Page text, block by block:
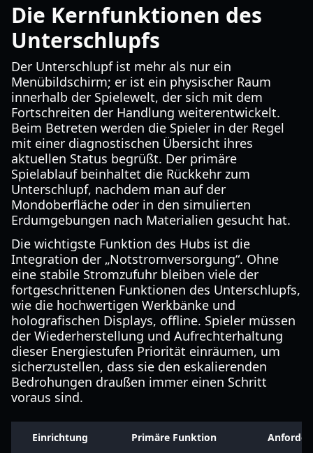
Die Kernfunktionen des
Unterschlupfs
Der Unterschlupf ist mehr als nur ein
Menübildschirm; er ist ein physischer Raum
innerhalb der Spielewelt, der sich mit dem
Fortschreiten der Handlung weiterentwickelt.
Beim Betreten werden die Spieler in der Regel
mit einer diagnostischen Übersicht ihres
aktuellen Status begrüßt. Der primäre
Spielablauf beinhaltet die Rückkehr zum
Unterschlupf, nachdem man auf der
Mondoberfläche oder in den simulierten
Erdumgebungen nach Materialien gesucht hat.
Die wichtigste Funktion des Hubs ist die
Integration der „Notstromversorgung“. Ohne
eine stabile Stromzufuhr bleiben viele der
fortgeschrittenen Funktionen des Unterschlupfs,
wie die hochwertigen Werkbänke und
holografischen Displays, offline. Spieler müssen
der Wiederherstellung und Aufrechterhaltung
dieser Energiestufen Priorität einräumen, um
sicherzustellen, dass sie den eskalierenden
Bedrohungen draußen immer einen Schritt
voraus sind.
Einrichtung Primäre Funktion